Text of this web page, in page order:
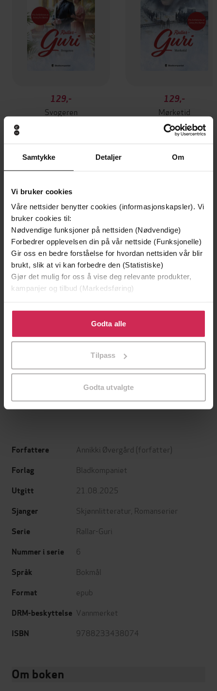
Samtykke Detaljer Om
Vi bruker cookies
Våre nettsider benytter cookies (informasjonskapsler). Vi
bruker cookies til:
Nødvendige funksjoner på nettsiden (Nødvendige)
Forbedrer opplevelsen din på vår nettside (Funksjonelle)
Gir oss en bedre forståelse for hvordan nettsiden vår blir
brukt, slik at vi kan forbedre den (Statistiske)
Gjør det mulig for oss å vise deg relevante produkter,
kampanjer og tilbud (Markedsføring)
Klikk på «Godta alle» for å gi oss ditt samtykke til å
bruke cookies for alle disse formålene. Du kan også
tilpasse ditt samtykke til spesifikke formål ved å klikke
Godta alle
Tilpass
Godta utvalgte
129,-
Svogeren
129,-
Mørketid
Annikki Øvergård
EBOK
Andre har også kjøpt
Minnesota
Premium
Utskudd
Forfattere Annikki Øvergård (forfatter)
Forlag Bladkompaniet
Utgitt 21.08.2025
Sjanger Skjønnlitteratur Romanserier
Serie Rallar-Guri
Nummer i serie 6
Språk Bokmål
Format epub
DRM-beskyttelse Vannmerket
ISBN 9788233438074
Om boken